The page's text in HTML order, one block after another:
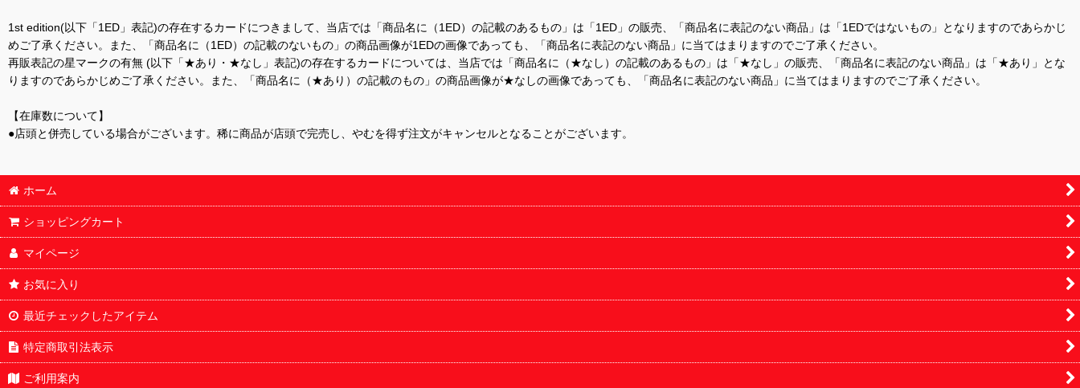
1st edition(以下「1ED」表記)の存在するカードにつきまして、当店では「商品名に（1ED）の記載のあるもの」は「1ED」の販売、「商品名に表記のない商品」は「1EDではないもの」となりますのであらかじ
めご了承ください。また、「商品名に（1ED）の記載のないもの」の商品画像が1EDの画像であっても、「商品名に表記のない商品」に当てはまりますのでご了承ください。
再販表記の星マークの有無 (以下「★あり・★なし」表記)の存在するカードについては、当店では「商品名に（★なし）の記載のあるもの」は「★なし」の販売、「商品名に表記のない商品」は「★あり」とな
りますのであらかじめご了承ください。また、「商品名に（★あり）の記載のもの」の商品画像が★なしの画像であっても、「商品名に表記のない商品」に当てはまりますのでご了承ください。
【在庫数について】
●店頭と併売している場合がございます。稀に商品が店頭で完売し、やむを得ず注文がキャンセルとなることがございます。
ホーム
ショッピングカート
マイページ
お気に入り
最近チェックしたアイテム
特定商取引法表示
ご利用案内